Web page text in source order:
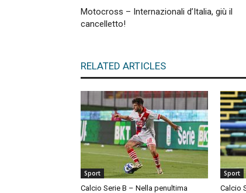
Motocross – Internazionali d’Italia, giù il
cancelletto!
RELATED ARTICLES
Sport
Calcio Serie B – Nella penultima
Sport
Calcio